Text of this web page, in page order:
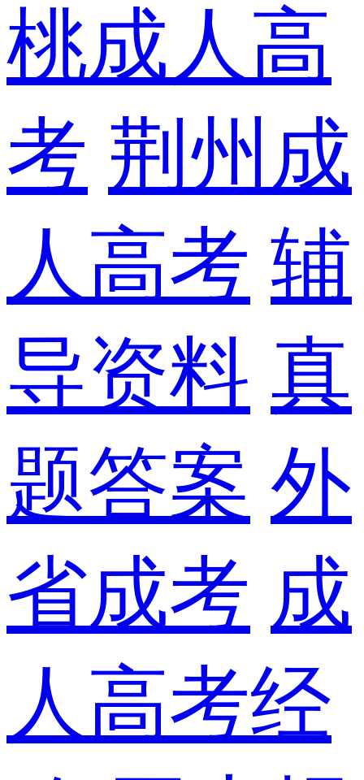
桃成人高
考 荆州成
人高考 辅
导资料 真
题答案 外
省成考 成
人高考经